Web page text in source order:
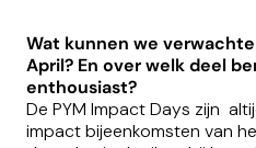
Wat kunnen we
April? En over welk deel
enthousiast?
De PYM Impact Days zijn
impact bijeenkomsten van